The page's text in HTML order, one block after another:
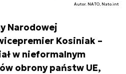
Autor. NATO, Nato.int
Narodowej
Kosiniak –
w nieformalnym
obrony państw UE,